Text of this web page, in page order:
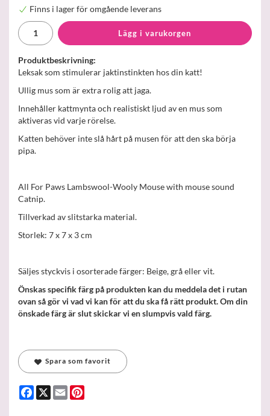
Finns i lager för omgående leverans
Lägg i varukorgen
Produktbeskrivning:
Leksak som stimulerar jaktinstinkten hos din katt!
Ullig mus som är extra rolig att jaga.
Innehåller kattmynta och realistiskt ljud av en mus som
aktiveras vid varje rörelse.
Katten behöver inte slå hårt på musen för att den ska börja
pipa.
All For Paws Lambswool-Wooly Mouse with mouse sound
Catnip.
Tillverkad av slitstarka material.
Storlek: 7 x 7 x 3 cm
Säljes styckvis i osorterade färger: Beige, grå eller vit.
Önskas specifik färg på produkten kan du meddela det i rutan
ovan så gör vi vad vi kan för att du ska få rätt produkt. Om din
önskade färg är slut skickar vi en slumpvis vald färg.
Spara som favorit
Facebook
X Email